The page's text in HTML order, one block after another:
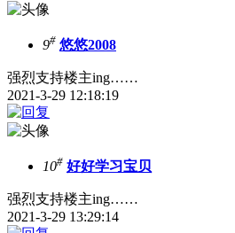
9# 悠悠2008
强烈支持楼主ing……
2021-3-29 12:18:19
10# 好好学习宝贝
强烈支持楼主ing……
2021-3-29 13:29:14